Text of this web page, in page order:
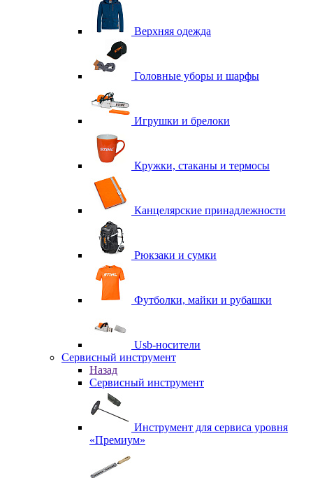
Верхняя одежда
Головные уборы и шарфы
Игрушки и брелоки
Кружки, стаканы и термосы
Канцелярские принадлежности
Рюкзаки и сумки
Футболки, майки и рубашки
Usb-носители
Сервисный инструмент
Назад
Сервисный инструмент
Инструмент для сервиса уровня
«Премиум»